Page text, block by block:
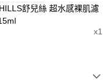
絲 超水感裸肌濾
x1